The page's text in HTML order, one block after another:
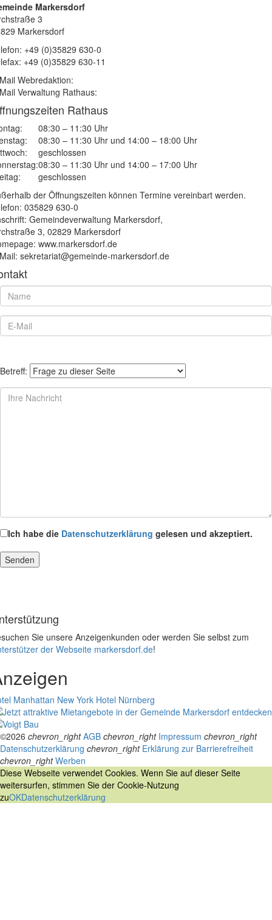
Markersdorf
3
Markersdorf
+49 (0)35829 630-0
+49 (0)35829 630-11
Webredaktion:
Verwaltung Rathaus:
Rathaus
08:30 – 11:30 Uhr
08:30 – 11:30 Uhr und 14:00 – 18:00 Uhr
geschlossen
08:30 – 11:30 Uhr und 14:00 – 17:00 Uhr
geschlossen
der Öffnungszeiten können Termine vereinbart werden.
035829 630-0
Gemeindeverwaltung Markersdorf,
3, 02829 Markersdorf
www.markersdorf.de
sekretariat@gemeinde-markersdorf.de
Betreff:
Ich habe die Datenschutzerklärung gelesen und akzeptiert.
Sie unsere Anzeigenkunden oder werden Sie selbst zum
der Webseite markersdorf.de!
Manhattan New York Hotel Nürnberg
©2026 chevron_right AGB chevron_right Impressum chevron_right
Datenschutzerklärung chevron_right Erklärung zur Barrierefreiheit
chevron_right Werben
Diese Webseite verwendet Cookies. Wenn Sie auf dieser Seite
weitersurfen, stimmen Sie der Cookie-Nutzung
zuOKDatenschutzerklärung